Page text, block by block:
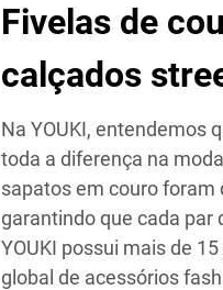
Fivelas de
calçados
Na YOUKI, entendemos
toda a diferença na
sapatos em couro foram
garantindo que cada par
YOUKI possui mais de
global de acessórios